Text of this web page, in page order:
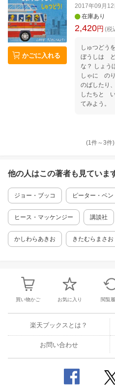
かごに入れる
2017年09月12
在庫あり
2,420円 (税
しゅつどう
ぼうしは
な？ しょ
しゃに の
のばしたり
したちと
てみよう。
(1件～3件)
他の人はこの著者も見ていま
ジョー・ブッコ ピーター・ベン
ヒース・マッケンジー 講談社
かしわらあきお きたむらまさお
買い物かご お気に入り 閲覧
楽天ブックスとは？
お問い合わせ